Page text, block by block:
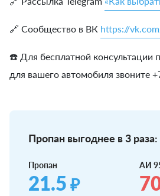
🔗 Сообщество в ВК https://
☎️ Для бесплатной консультации
для вашего автомобиля звоните
Пропан выгоднее в 3 раза:
Пропан
21.5 ₽
АИ